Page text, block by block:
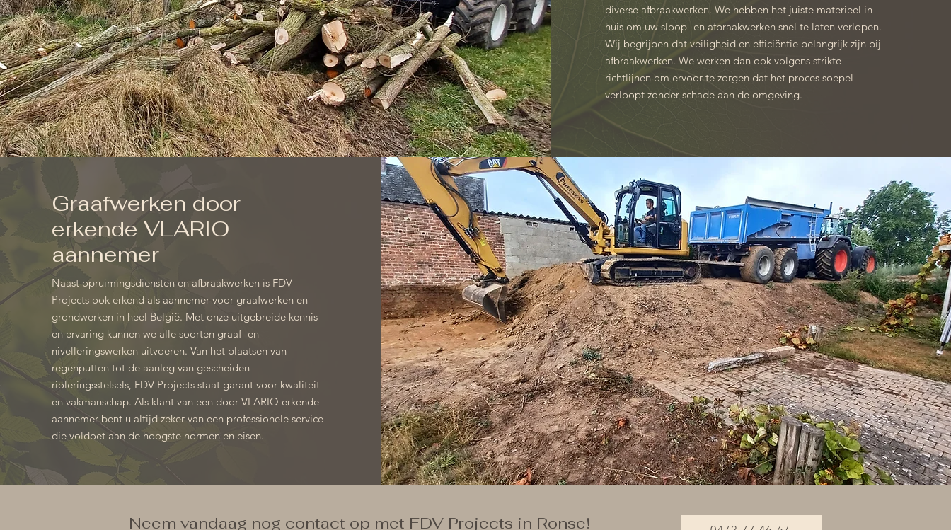
diverse afbraakwerken. We hebben het juiste materieel in
huis om uw sloop- en afbraakwerken snel te laten verlopen.
Wij begrijpen dat veiligheid en efficiëntie belangrijk zijn bij
afbraakwerken. We werken dan ook volgens strikte
richtlijnen om ervoor te zorgen dat het proces soepel
verloopt zonder schade aan de omgeving.
Graafwerken door
erkende VLARIO
aannemer
Naast opruimingsdiensten en afbraakwerken is FDV
Projects ook erkend als aannemer voor graafwerken en
grondwerken in heel België. Met onze uitgebreide kennis
en ervaring kunnen we alle soorten graaf- en
nivelleringswerken uitvoeren. Van het plaatsen van
regenputten tot de aanleg van gescheiden
rioleringsstelsels, FDV Projects staat garant voor kwaliteit
en vakmanschap. Als klant van een door VLARIO erkende
aannemer bent u altijd zeker van een professionele service
die voldoet aan de hoogste normen en eisen.
Neem vandaag nog contact op met FDV Projects in Ronse!